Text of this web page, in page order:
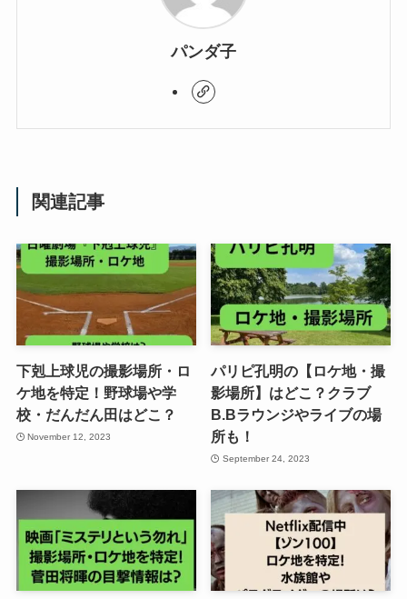
パンダ子
関連記事
下剋上球児の撮影場所・ロ
ケ地を特定！野球場や学
校・だんだん田はどこ？
November 12, 2023
パリピ孔明の【ロケ地・撮
影場所】はどこ？クラブ
B.Bラウンジやライブの場
所も！
September 24, 2023